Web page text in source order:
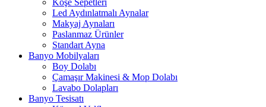
Köşe Sepetleri
Led Aydınlatmalı Aynalar
Makyaj Aynaları
Paslanmaz Ürünler
Standart Ayna
Banyo Mobilyaları
Boy Dolabı
Çamaşır Makinesi & Mop Dolabı
Lavabo Dolapları
Banyo Tesisatı